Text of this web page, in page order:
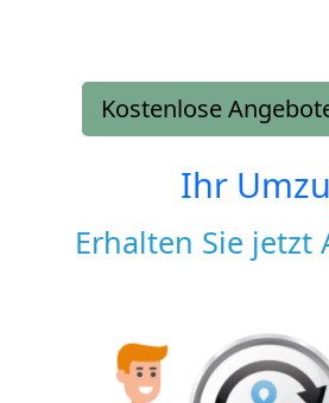
Kostenlose
Ihr
Erhalten Sie jetzt